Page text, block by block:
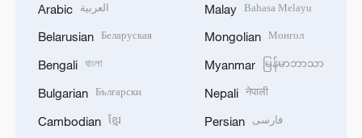
Arabic العربية
Belarusian Беларуская
Bengali বাংলা
Bulgarian Български
Cambodian ខ្មែរ
Malay Bahasa Melayu
Mongolian Монгол
Myanmar မြန်မာဘာသာ
Nepali नेपाली
Persian فارسی